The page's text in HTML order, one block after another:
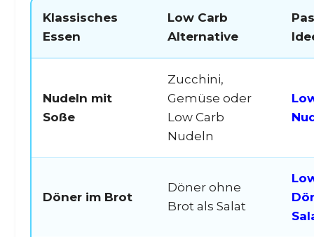
Klassisches
Essen
Low Carb
Alternative
Nudeln mit
Soße
Zucchini,
Gemüse oder
Low Carb
Nudeln
Döner im Brot
Döner ohne
Brot als Salat